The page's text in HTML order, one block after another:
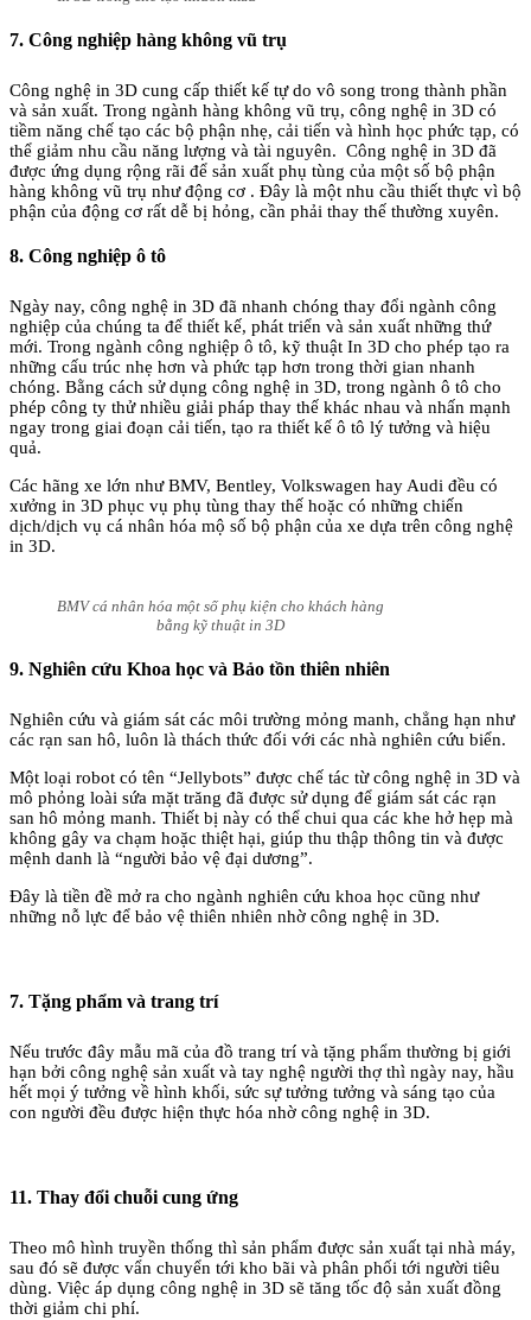
7. Công nghiệp hàng không vũ trụ
Công nghệ in 3D cung cấp thiết kế tự do vô song trong thành phần
và sản xuất. Trong ngành hàng không vũ trụ, công nghệ in 3D có
tiềm năng chế tạo các bộ phận nhẹ, cải tiến và hình học phức tạp, có
thể giảm nhu cầu năng lượng và tài nguyên. Công nghệ in 3D đã
được ứng dụng rộng rãi để sản xuất phụ tùng của một số bộ phận
hàng không vũ trụ như động cơ . Đây là một nhu cầu thiết thực vì bộ
phận của động cơ rất dễ bị hỏng, cần phải thay thế thường xuyên.
8. Công nghiệp ô tô
Ngày nay, công nghệ in 3D đã nhanh chóng thay đổi ngành công
nghiệp của chúng ta để thiết kế, phát triển và sản xuất những thứ
mới. Trong ngành công nghiệp ô tô, kỹ thuật In 3D cho phép tạo ra
những cấu trúc nhẹ hơn và phức tạp hơn trong thời gian nhanh
chóng. Bằng cách sử dụng công nghệ in 3D, trong ngành ô tô cho
phép công ty thử nhiều giải pháp thay thế khác nhau và nhấn mạnh
ngay trong giai đoạn cải tiến, tạo ra thiết kế ô tô lý tưởng và hiệu
quả.
Các hãng xe lớn như BMV, Bentley, Volkswagen hay Audi đều có
xưởng in 3D phục vụ phụ tùng thay thế hoặc có những chiến
dịch/dịch vụ cá nhân hóa mộ số bộ phận của xe dựa trên công nghệ
in 3D.
BMV cá nhân hóa một số phụ kiện cho khách hàng
bằng kỹ thuật in 3D
9. Nghiên cứu Khoa học và Bảo tồn thiên nhiên
Nghiên cứu và giám sát các môi trường mỏng manh, chẳng hạn như
các rạn san hô, luôn là thách thức đối với các nhà nghiên cứu biển.
Một loại robot có tên “Jellybots” được chế tác từ công nghệ in 3D và
mô phỏng loài sứa mặt trăng đã được sử dụng để giám sát các rạn
san hô mỏng manh. Thiết bị này có thể chui qua các khe hở hẹp mà
không gây va chạm hoặc thiệt hại, giúp thu thập thông tin và được
mệnh danh là “người bảo vệ đại dương”.
Đây là tiền đề mở ra cho ngành nghiên cứu khoa học cũng như
những nỗ lực để bảo vệ thiên nhiên nhờ công nghệ in 3D.
7. Tặng phẩm và trang trí
Nếu trước đây mẫu mã của đồ trang trí và tặng phẩm thường bị giới
hạn bởi công nghệ sản xuất và tay nghệ người thợ thì ngày nay, hầu
hết mọi ý tưởng về hình khối, sức sự tưởng tưởng và sáng tạo của
con người đều được hiện thực hóa nhờ công nghệ in 3D.
11. Thay đổi chuỗi cung ứng
Theo mô hình truyền thống thì sản phẩm được sản xuất tại nhà máy,
sau đó sẽ được vẩn chuyển tới kho bãi và phân phối tới người tiêu
dùng. Việc áp dụng công nghệ in 3D sẽ tăng tốc độ sản xuất đồng
thời giảm chi phí.